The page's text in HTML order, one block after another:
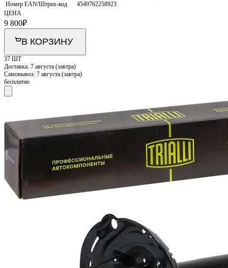
Номер EAN/Штрих-код
4549762258923
ЦЕНА
9 800₽
В КОРЗИНУ
37 ШТ
Доставка: 7 августа (завтра)
Самовывоз: 7 августа (завтра)
бесплатно